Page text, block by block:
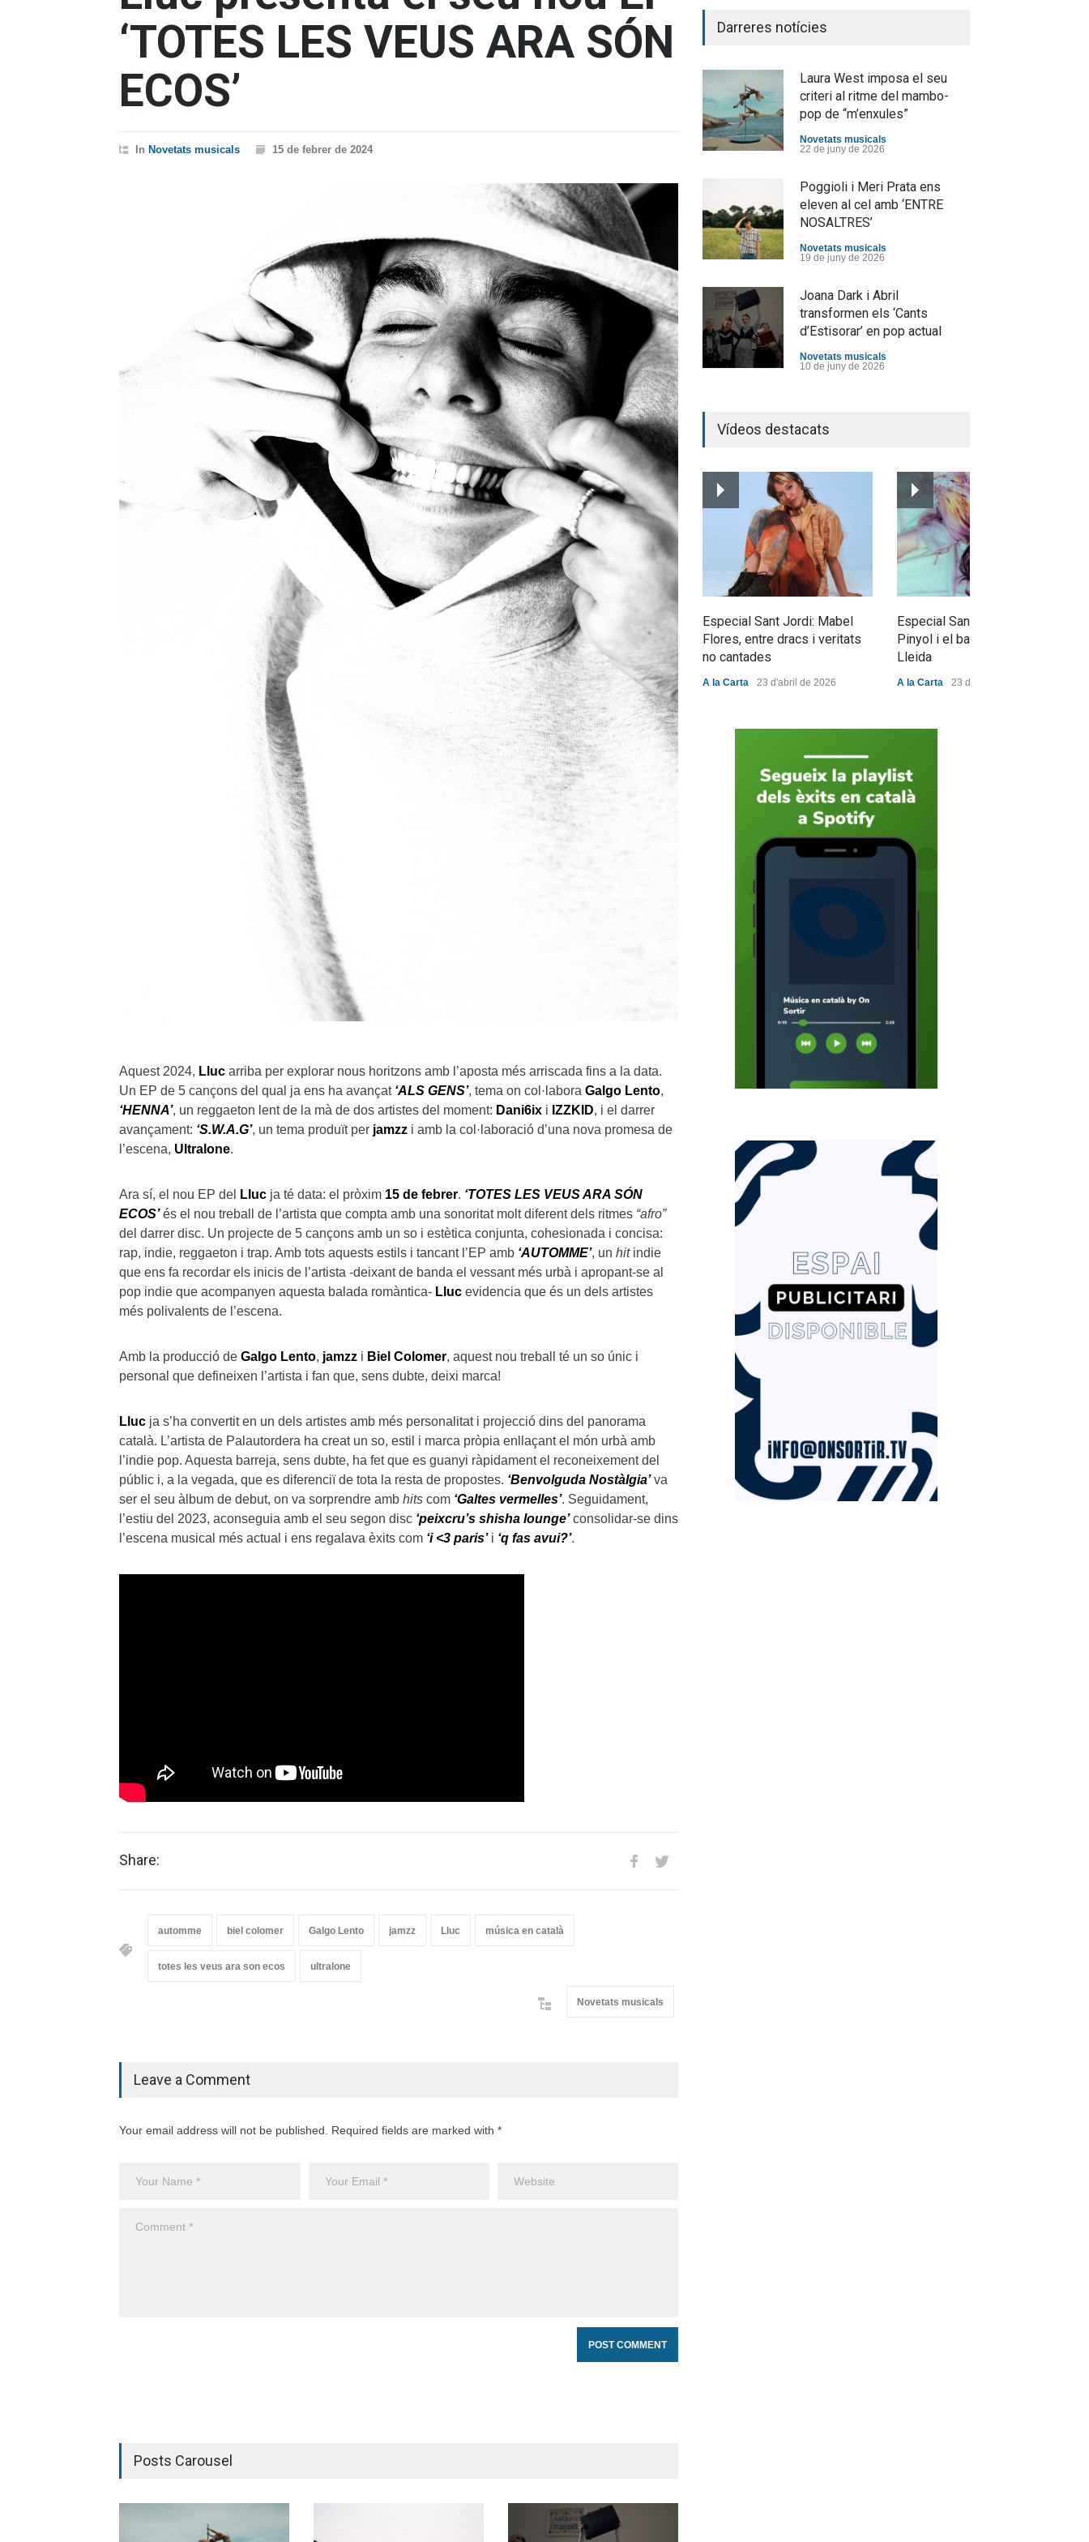
‘TOTES LES VEUS ARA SÓN
ECOS’
In Novetats musicals 15 de febrer de 2024
Aquest 2024, Lluc arriba per explorar nous horitzons amb l’aposta més arriscada fins a la data.
Un EP de 5 cançons del qual ja ens ha avançat ‘ALS GENS’, tema on col·labora Galgo Lento,
‘HENNA’, un reggaeton lent de la mà de dos artistes del moment: Dani6ix i IZZKID, i el darrer
avançament: ‘S.W.A.G’, un tema produït per jamzz i amb la col·laboració d’una nova promesa de
l’escena, Ultralone.
Ara sí, el nou EP del Lluc ja té data: el pròxim 15 de febrer. ‘TOTES LES VEUS ARA SÓN
ECOS’és el nou treball de l’artista que compta amb una sonoritat molt diferent dels ritmes “afro”
del darrer disc. Un projecte de 5 cançons amb un so i estètica conjunta, cohesionada i concisa:
rap, indie, reggaeton i trap. Amb tots aquests estils i tancant l’EP amb ‘AUTOMME’, un hit indie
que ens fa recordar els inicis de l’artista -deixant de banda el vessant més urbà i apropant-se al
pop indie que acompanyen aquesta balada romàntica- Lluc evidencia que és un dels artistes
més polivalents de l’escena.
Amb la producció de Galgo Lento, jamzz i Biel Colomer, aquest nou treball té un so únic i
personal que defineixen l’artista i fan que, sens dubte, deixi marca!
Lluc ja s’ha convertit en un dels artistes amb més personalitat i projecció dins del panorama
català. L’artista de Palautordera ha creat un so, estil i marca pròpia enllaçant el món urbà amb
l’indie pop. Aquesta barreja, sens dubte, ha fet que es guanyi ràpidament el reconeixement del
públic i, a la vegada, que es diferenciï de tota la resta de propostes. ‘Benvolguda Nostàlgia’va
ser el seu àlbum de debut, on va sorprendre amb hits com ‘Galtes vermelles’. Seguidament,
l’estiu del 2023, aconseguia amb el seu segon disc ‘peixcru’s shisha lounge’consolidar-se dins
l’escena musical més actual i ens regalava èxits com ‘i <3 paris’i ‘q fas avui?’.
Share:
automme biel colomer Galgo Lento jamzz Lluc música en català
totes les veus ara son ecos ultralone
Novetats musicals
Leave a Comment
Your email address will not be published. Required fields are marked with *
Posts Carousel
Darreres notícies
Laura West imposa el seu
criteri al ritme del mambo-
pop de “m’enxules”
Novetats musicals
22 de juny de 2026
Poggioli i Meri Prata ens
eleven al cel amb ‘ENTRE
NOSALTRES’
Novetats musicals
19 de juny de 2026
Joana Dark i Abril
transformen els ‘Cants
d’Estisorar’ en pop actual
Novetats musicals
10 de juny de 2026
la calor amb l’himne definitiu,
“L’ESTIU”
5 de juny de 2026
Júlia Pascual i la bellesa
d’allò quotidià a “Tots Els
Camins”
Novetats musicals
31 de maig de 2026
Vídeos destacats
Especial Sant Jordi: Mabel
Flores, entre dracs i veritats
no cantades
A la Carta 23 d'abril de 2026
Especial Sant Jordi: L'Abril
Pinyol i el batec cultural de
Lleida
A la Carta 23 d'abril de 2026